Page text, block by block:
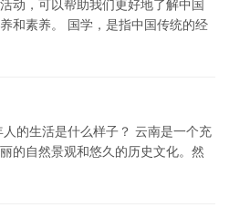
动，可以帮助我们更好地了解中国
和素养。 国学，是指中国传统的经
的生活是什么样子？ 云南是一个充
的自然景观和悠久的历史文化。然